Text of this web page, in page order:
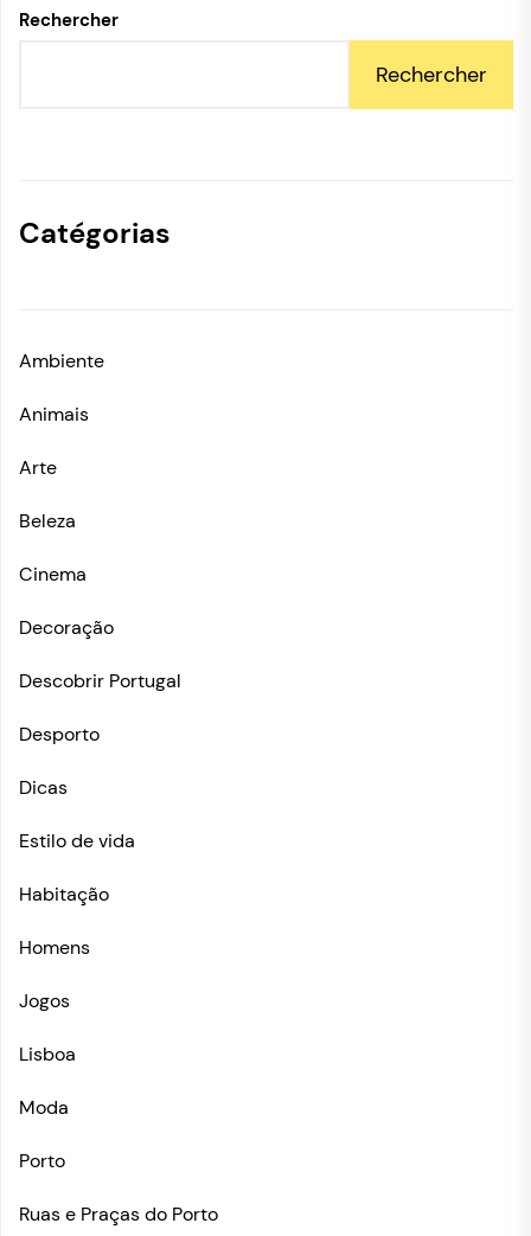
Rechercher
Rechercher
Catégorias
Ambiente
Animais
Arte
Beleza
Cinema
Decoração
Descobrir Portugal
Desporto
Dicas
Estilo de vida
Habitação
Homens
Jogos
Lisboa
Moda
Porto
Ruas e Praças do Porto